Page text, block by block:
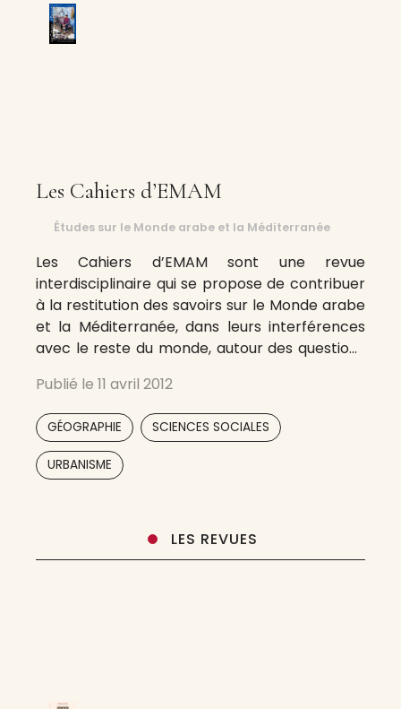
Les Cahiers d’EMAM
Études sur le Monde arabe et la Méditerranée
Les Cahiers d’EMAM sont une revue
interdisciplinaire qui se propose de contribuer
à la restitution des savoirs sur le Monde arabe
et la Méditerranée, dans leurs interférences
avec le reste du monde, autour des questions
reconfigurations territoriales dans leurs
dimensions sociales, économiques et politiques
en encourageant les idées
Publié le 11 avril 2012
GÉOGRAPHIE SCIENCES SOCIALES
URBANISME
LES REVUES